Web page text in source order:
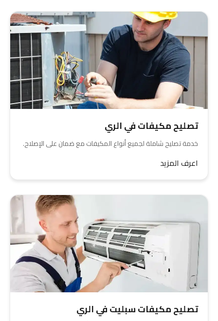
تصليح مكيفات في الري
خدمة تصليح شاملة لجميع أنواع المكيفات مع ضمان على الإصلاح.
اعرف المزيد
تصليح مكيفات سبليت في الري